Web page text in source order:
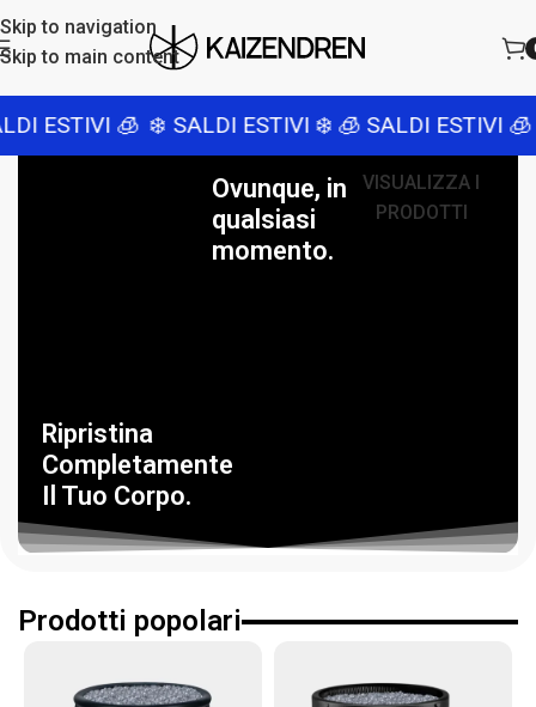
Skip to navigation
Skip to main content
ESTIVI 🧊 ❄️ SALDI ESTIVI ❄️🧊 SALDI ESTIVI 🧊 ❄️
Ripristina
Completamente
Il Tuo Corpo.
Ovunque, in
qualsiasi
momento.
VISUALIZZA I
PRODOTTI
Prodotti popolari